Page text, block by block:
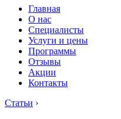
Главная
О нас
Cпециалисты
Услуги и цены
Программы
Отзывы
Акции
Контакты
Статьи ›